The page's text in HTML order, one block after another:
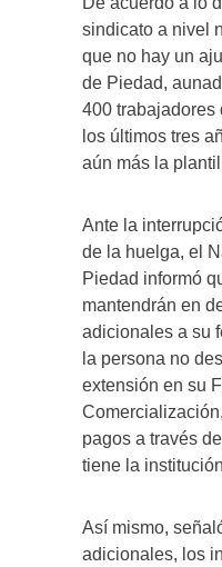
sindicato a nivel
que no hay un
de Piedad,
400 trabajadores
los últimos tres
aún más la
Ante la
de la huelga, el
Piedad informó
mantendrán en
adicionales a su
la persona no
extensión en su
pagos a través
tiene la
Así mismo,
adicionales, los